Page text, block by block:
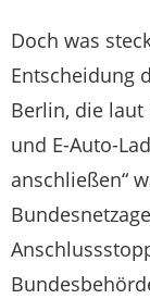
Doch was
Entscheidung
Berlin, die laut
und E-Auto-
anschließen“